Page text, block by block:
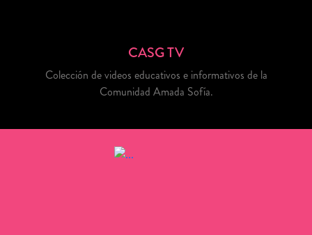
CASG TV
Colección de videos educativos e informativos de la
Comunidad Amada Sofía.